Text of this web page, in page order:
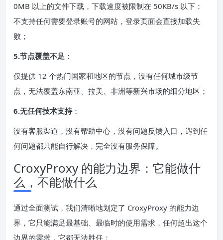
0MB 以上的文件下载，下载速度被限制在 50KB/s 以下；
不支持任何需要登录账号的网站，登录页面会直接加载失
败；
5.节点覆盖不足 ：
仅提供 12 个热门国家和地区的节点，没有任何城市级节
点，无法覆盖东南亚、拉美、非洲等新兴市场的细分地区；
6.无任何技术支持：
没有客服渠道，没有帮助中心，没有问题反馈入口，遇到任
何问题都只能自行解决，完全没有服务保障。
CroxyProxy 的能力边界：它能做什
么，不能做什么
通过全面测试，我们清晰地划定了 CroxyProxy 的能力边
界，它只能满足最基础、最临时的使用需求，任何超出这个
边界的需求，它都无法胜任：